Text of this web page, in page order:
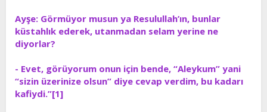
Ayşe: Görmüyor musun ya Resulullah’ın, bunlar
küstahlık ederek, utanmadan selam yerine ne
diyorlar?
- Evet, görüyorum onun için bende, “Aleykum” yani
“sizin üzerinize olsun” diye cevap verdim, bu kadarı
kafiydi.”[1]